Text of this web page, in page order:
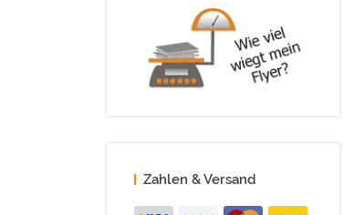
Zahlen & Versand